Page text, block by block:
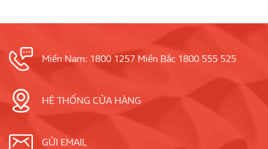
Miền Nam: 1800 1257 Miền Bắc 1800 555 525
HỆ THỐNG CỬA HÀNG
GỬI EMAIL